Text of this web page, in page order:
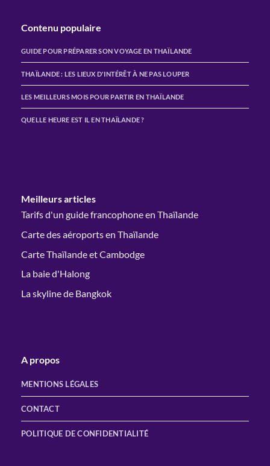
Contenu populaire
GUIDE POUR PRÉPARER SON VOYAGE EN THAÏLANDE
THAÏLANDE : LES LIEUX D'INTÉRÊT À NE PAS LOUPER
LES MEILLEURS MOIS POUR PARTIR EN THAÏLANDE
QUELLE HEURE EST IL EN THAÏLANDE ?
Meilleurs articles
Tarifs d'un guide francophone en Thaïlande
Carte des aéroports en Thaïlande
Carte Thaïlande et Cambodge
La baie d'Halong
La skyline de Bangkok
A propos
MENTIONS LÉGALES
CONTACT
POLITIQUE DE CONFIDENTIALITÉ